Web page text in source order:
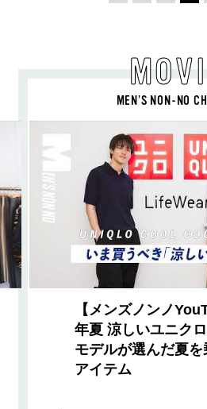
MEN’S NON-NO
【メンズノンノ
年夏 涼しいユニクロ
モデルが選んだ夏を
アイテム